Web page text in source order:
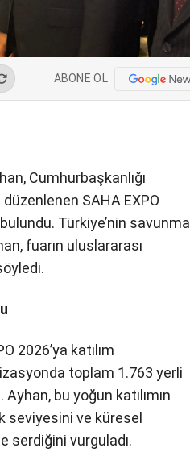
ABONE OL
Cumhurbaşkanlığı
SAHA EXPO
Türkiye’nin savunma
fuarın uluslararası
2026’ya katılım
toplam 1.763 yerli
bu yoğun katılımın
seviyesini ve küresel
serdiğini vurguladı.